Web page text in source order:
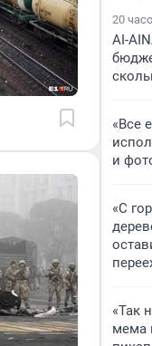
20
AI-
«Все
и
«С
«Так
мема